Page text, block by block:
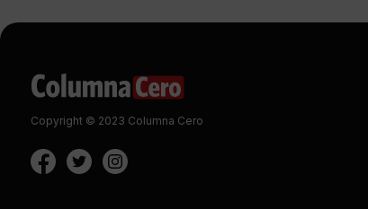
Copyright © 2023 Columna Cero